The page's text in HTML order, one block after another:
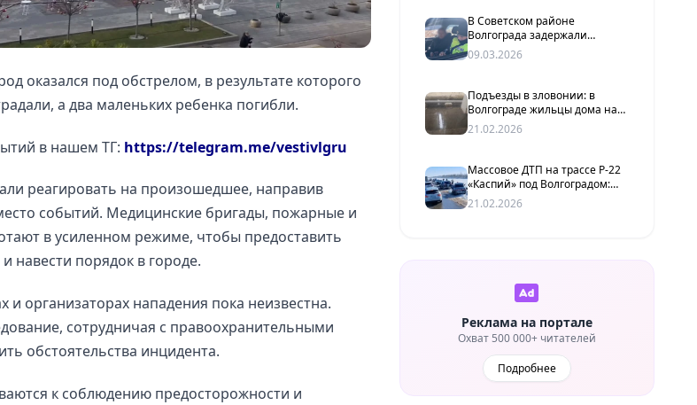
оказался под обстрелом, в результате которого
а два маленьких ребенка погибли.
в нашем ТГ: https://telegram.me/vestivlgru
реагировать на произошедшее, направив
событий. Медицинские бригады, пожарные и
в усиленном режиме, чтобы предоставить
порядок в городе.
организаторах нападения пока неизвестна.
сотрудничая с правоохранительными
обстоятельства инцидента.
к соблюдению предосторожности и
В Советском районе
Волгограда задержали
пьяную автоледи после
наезда на пешехода
09.03.2026
Подъезды в зловонии: в
Волгограде жильцы дома на
Колосовой требуют от УК
устранить протечку
21.02.2026
Массовое ДТП на трассе Р-22
«Каспий» под Волгоградом:
столкнулись семь
автомобилей
21.02.2026
Реклама на портале
Охват 500 000+ читателей
Подробнее